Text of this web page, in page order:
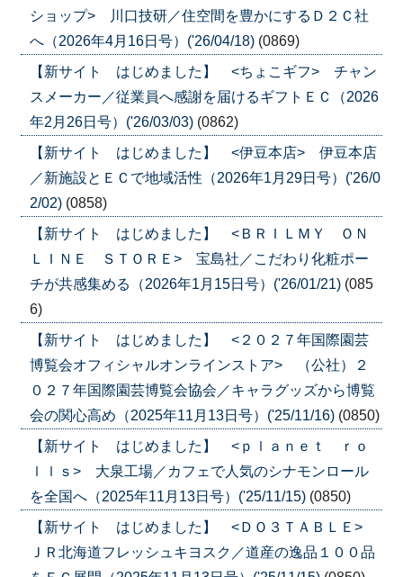
ショップ> 川口技研／住空間を豊かにするＤ２Ｃ社
へ（2026年4月16日号）('26/04/18) (0869)
【新サイト はじめました】 <ちょこギフ> チャン
スメーカー／従業員へ感謝を届けるギフトＥＣ（2026
年2月26日号）('26/03/03) (0862)
【新サイト はじめました】 <伊豆本店> 伊豆本店
／新施設とＥＣで地域活性（2026年1月29日号）('26/0
2/02) (0858)
【新サイト はじめました】 <ＢＲＩＬＭＹ ＯＮ
ＬＩＮＥ ＳＴＯＲＥ> 宝島社／こだわり化粧ポー
チが共感集める（2026年1月15日号）('26/01/21) (085
6)
【新サイト はじめました】 <２０２７年国際園芸
博覧会オフィシャルオンラインストア> （公社）２
０２７年国際園芸博覧会協会／キャラグッズから博覧
会の関心高め（2025年11月13日号）('25/11/16) (0850)
【新サイト はじめました】 <ｐｌａｎｅｔ ｒｏ
ｌｌｓ> 大泉工場／カフェで人気のシナモンロール
を全国へ（2025年11月13日号）('25/11/15) (0850)
【新サイト はじめました】 <ＤＯ３ＴＡＢＬＥ>
ＪＲ北海道フレッシュキヨスク／道産の逸品１００品